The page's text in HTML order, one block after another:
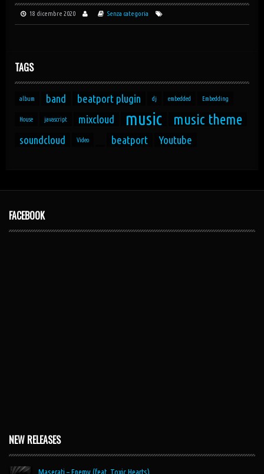
18 dicembre 2020 Senza categoria
TAGS
album band beatport plugin dj embedded Embedding
House javascript mixcloud music music theme
soundcloud Video beatport Youtube
FACEBOOK
NEW RELEASES